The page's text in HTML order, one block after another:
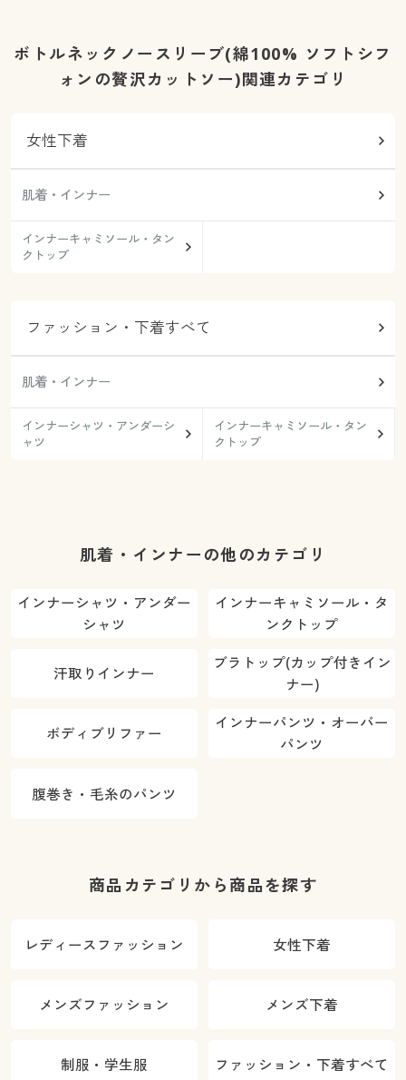
ボトルネックノースリーブ(綿100% ソフトシフ
ォンの贅沢カットソー)関連カテゴリ
女性下着
肌着・インナー
インナーキャミソール・タン
クトップ
ファッション・下着すべて
肌着・インナー
インナーシャツ・アンダーシ
ャツ
インナーキャミソール・タン
クトップ
肌着・インナーの他のカテゴリ
インナーシャツ・アンダー
シャツ
インナーキャミソール・タ
ンクトップ
汗取りインナー
ブラトップ(カップ付きイン
ナー)
ボディブリファー
インナーパンツ・オーバー
パンツ
腹巻き・毛糸のパンツ
商品カテゴリから商品を探す
レディースファッション 女性下着
メンズファッション メンズ下着
制服・学生服 ファッション・下着すべて